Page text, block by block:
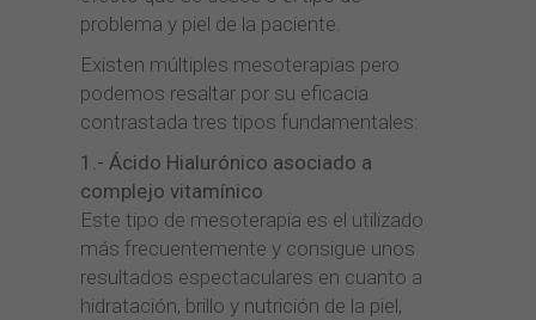
problema y piel de la paciente.
Existen múltiples mesoterapias pero
podemos resaltar por su eficacia
contrastada tres tipos fundamentales:
1.- Ácido Hialurónico asociado a
complejo vitamínico
Este tipo de mesoterapia es el utilizado
más frecuentemente y consigue unos
resultados espectaculares en cuanto a
hidratación, brillo y nutrición de la piel,